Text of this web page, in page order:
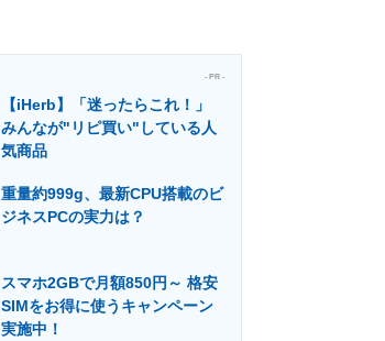
マーケ×ITの今がよく分かる
建設×テクノロジーの最前線
- PR -
【iHerb】「迷ったらこれ！」
みんなが"リピ買い"している人
気商品
重量約999g、最新CPU搭載のビ
ジネスPCの実力は？
スマホ2GBで月額850円～ 格安
SIMをお得に使うキャンペーン
実施中！